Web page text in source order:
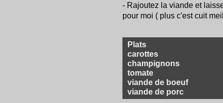
- Rajoutez la viande et
pour moi ( plus c'est cuit
Plats
carottes
champignons
tomate
viande de boeuf
viande de porc